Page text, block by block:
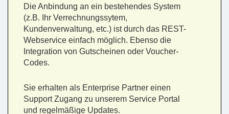
Die Anbindung an ein bestehendes System
(z.B. Ihr Verrechnungssytem,
Kundenverwaltung, etc.) ist durch das REST-
Webservice einfach möglich. Ebenso die
Integration von Gutscheinen oder Voucher-
Codes.
Sie erhalten als Enterprise Partner einen
Support Zugang zu unserem Service Portal
und regelmäßige Updates.